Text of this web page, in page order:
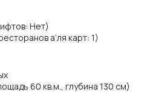
Нет)
а’ля карт: 1)
60 кв.м., глубина 130 см)